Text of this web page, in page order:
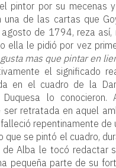
pintor por su mecenas
una de las cartas que
de 1794, reza así,
ella le pidió por vez
mas que pintar en
el significado
en el cuadro de la
lo conocieron.
ser retratada en aquel
repentinamente de
que se pintó el cuadro,
de Alba le tocó redactar
pequeña parte de su